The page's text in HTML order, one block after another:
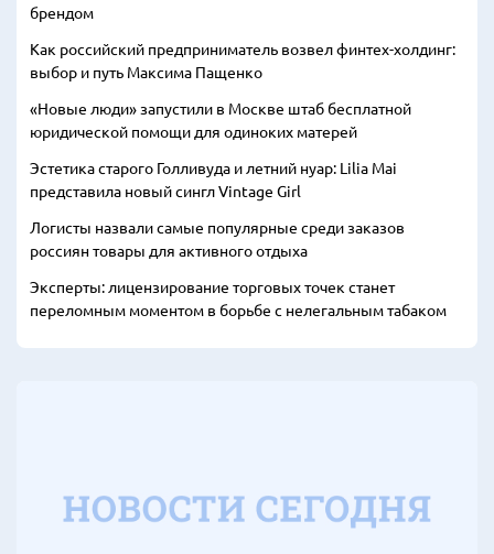
брендом
Как российский предприниматель возвел финтех-холдинг:
выбор и путь Максима Пащенко
«Новые люди» запустили в Москве штаб бесплатной
юридической помощи для одиноких матерей
Эстетика старого Голливуда и летний нуар: Lilia Mai
представила новый сингл Vintage Girl
Логисты назвали самые популярные среди заказов
россиян товары для активного отдыха
Эксперты: лицензирование торговых точек станет
переломным моментом в борьбе с нелегальным табаком